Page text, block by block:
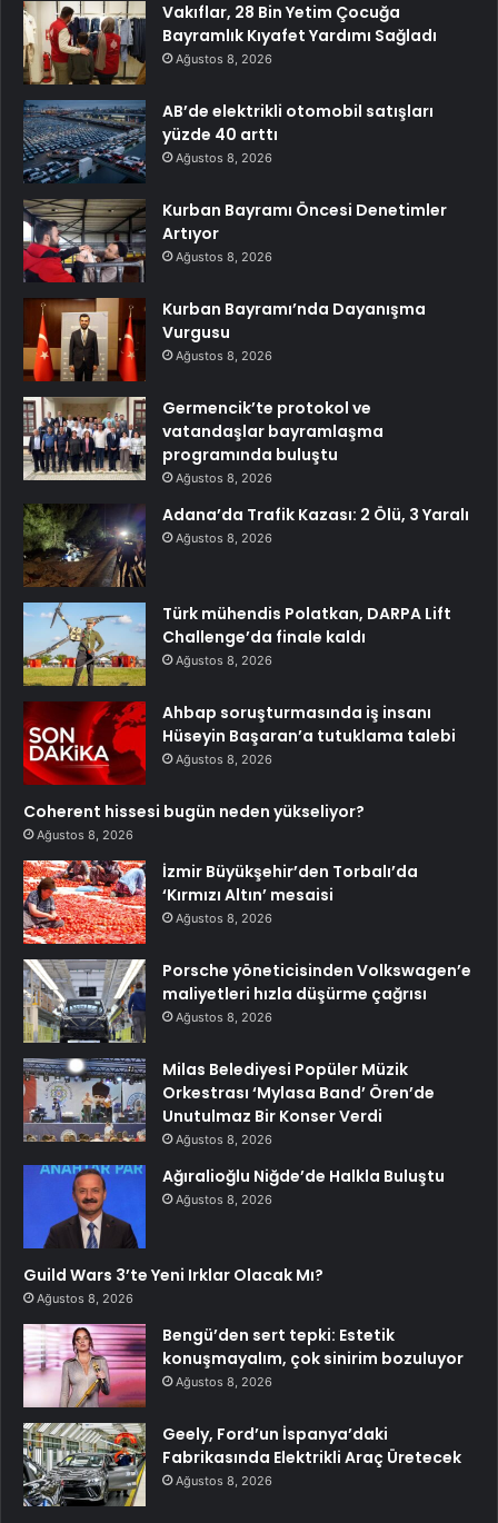
Vakıflar, 28 Bin Yetim Çocuğa
Bayramlık Kıyafet Yardımı Sağladı
Ağustos 8, 2026
AB’de elektrikli otomobil satışları
yüzde 40 arttı
Ağustos 8, 2026
Kurban Bayramı Öncesi Denetimler
Artıyor
Ağustos 8, 2026
Kurban Bayramı’nda Dayanışma
Vurgusu
Ağustos 8, 2026
Germencik’te protokol ve
vatandaşlar bayramlaşma
programında buluştu
Ağustos 8, 2026
Adana’da Trafik Kazası: 2 Ölü, 3 Yaralı
Ağustos 8, 2026
Türk mühendis Polatkan, DARPA Lift
Challenge’da finale kaldı
Ağustos 8, 2026
Ahbap soruşturmasında iş insanı
Hüseyin Başaran’a tutuklama talebi
Ağustos 8, 2026
Coherent hissesi bugün neden yükseliyor?
Ağustos 8, 2026
İzmir Büyükşehir’den Torbalı’da
‘Kırmızı Altın’ mesaisi
Ağustos 8, 2026
Porsche yöneticisinden Volkswagen’e
maliyetleri hızla düşürme çağrısı
Ağustos 8, 2026
Milas Belediyesi Popüler Müzik
Orkestrası ‘Mylasa Band’ Ören’de
Unutulmaz Bir Konser Verdi
Ağustos 8, 2026
Ağıralioğlu Niğde’de Halkla Buluştu
Ağustos 8, 2026
Guild Wars 3’te Yeni Irklar Olacak Mı?
Ağustos 8, 2026
Bengü’den sert tepki: Estetik
konuşmayalım, çok sinirim bozuluyor
Ağustos 8, 2026
Geely, Ford’un İspanya’daki
Fabrikasında Elektrikli Araç Üretecek
Ağustos 8, 2026